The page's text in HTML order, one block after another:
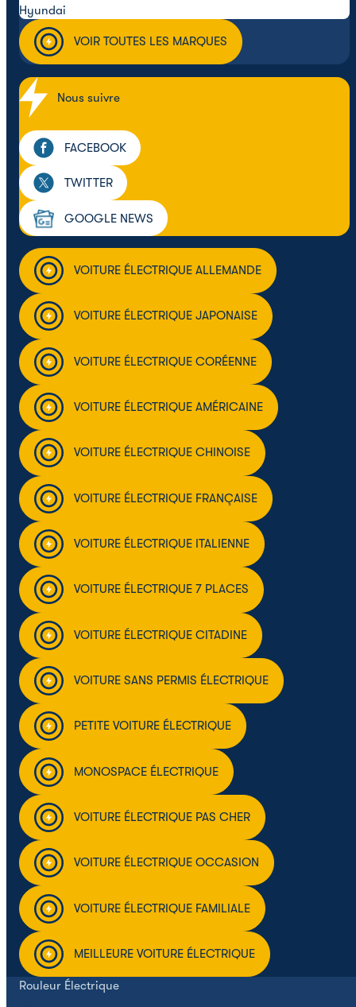
Hyundai
VOIR TOUTES LES MARQUES
Nous suivre
FACEBOOK
TWITTER
GOOGLE NEWS
VOITURE ÉLECTRIQUE ALLEMANDE
VOITURE ÉLECTRIQUE JAPONAISE
VOITURE ÉLECTRIQUE CORÉENNE
VOITURE ÉLECTRIQUE AMÉRICAINE
VOITURE ÉLECTRIQUE CHINOISE
VOITURE ÉLECTRIQUE FRANÇAISE
VOITURE ÉLECTRIQUE ITALIENNE
VOITURE ÉLECTRIQUE 7 PLACES
VOITURE ÉLECTRIQUE CITADINE
VOITURE SANS PERMIS ÉLECTRIQUE
PETITE VOITURE ÉLECTRIQUE
MONOSPACE ÉLECTRIQUE
VOITURE ÉLECTRIQUE PAS CHER
VOITURE ÉLECTRIQUE OCCASION
VOITURE ÉLECTRIQUE FAMILIALE
MEILLEURE VOITURE ÉLECTRIQUE
Rouleur Électrique